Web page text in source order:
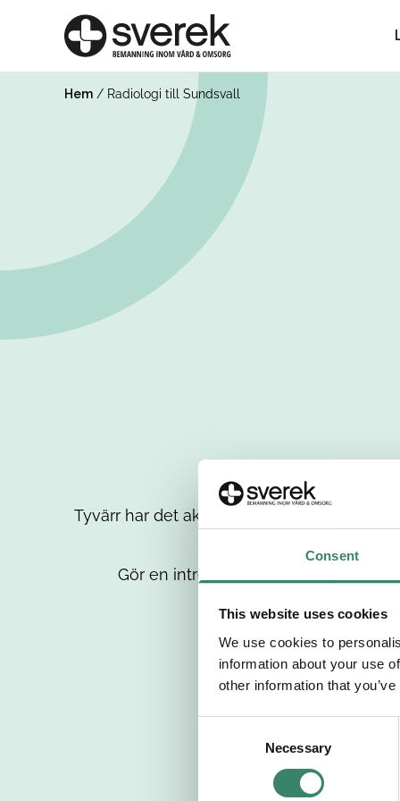
Consent
This website uses cookies
We use cookies to
information about your use
other information that
Necessary
Hem / Radiologi till Sundsvall
Tyvärr har det aktuella jobbet tagits bort
Gör en intresseanmälan så